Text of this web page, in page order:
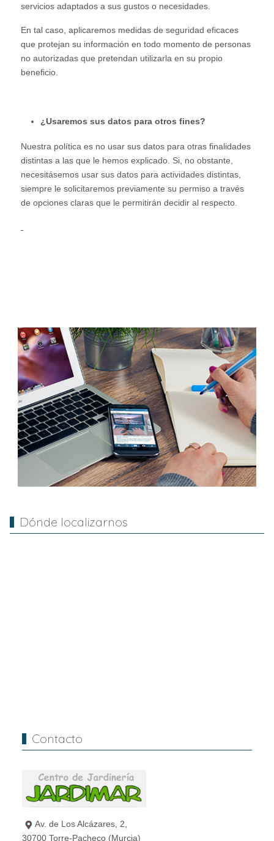
servicios adaptados a sus gustos o necesidades.
En tal caso, aplicaremos medidas de seguridad eficaces
que protejan su información en todo momento de personas
no autorizadas que pretendan utilizarla en su propio
beneficio.
¿Usaremos sus datos para otros fines?
Nuestra política es no usar sus datos para otras finalidades
distintas a las que le hemos explicado. Si, no obstante,
necesitásemos usar sus datos para actividades distintas,
siempre le solicitaremos previamente su permiso a través
de opciones claras que le permitirán decidir al respecto.
Dónde localizarnos
Contacto
Av. de Los Alcázares, 2,
30700 Torre-Pacheco (Murcia)